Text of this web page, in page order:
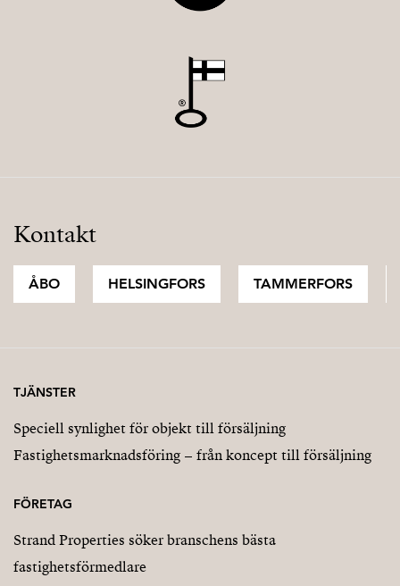
Kontakt
ÅBO HELSINGFORS TAMMERFORS
TJÄNSTER
Speciell synlighet för objekt till försäljning
Fastighetsmarknadsföring – från koncept till försäljning
FÖRETAG
Strand Properties söker branschens bästa
fastighetsförmedlare